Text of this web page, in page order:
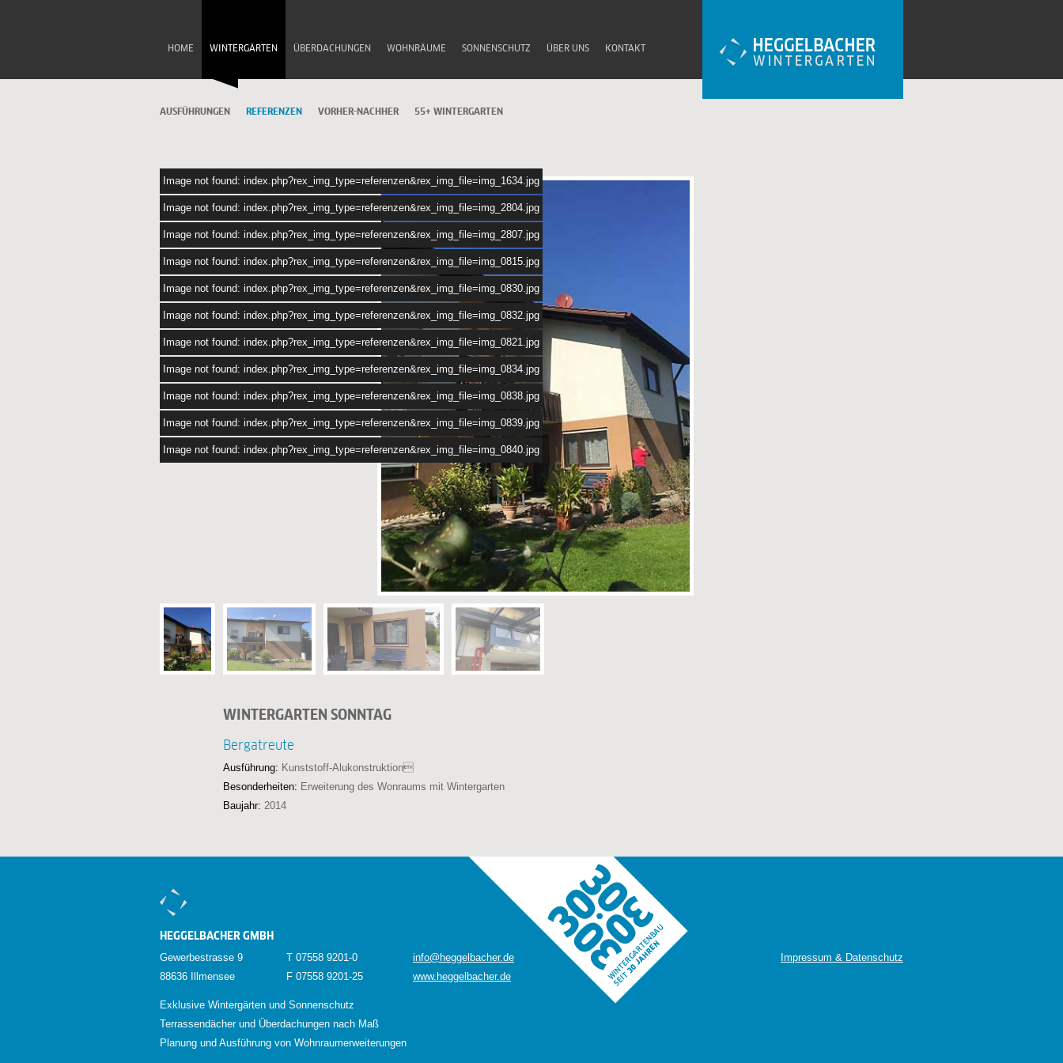
HOME WINTERGÄRTEN ÜBERDACHUNGEN WOHNRÄUME SONNENSCHUTZ ÜBER UNS KONTAKT
AUSFÜHRUNGEN REFERENZEN VORHER-NACHHER 55+ WINTERGARTEN
Image not found: index.php?rex_img_type=referenzen&rex_img_file=img_1634.jpg
Image not found: index.php?rex_img_type=referenzen&rex_img_file=img_2804.jpg
Image not found: index.php?rex_img_type=referenzen&rex_img_file=img_2807.jpg
Image not found: index.php?rex_img_type=referenzen&rex_img_file=img_0815.jpg
Image not found: index.php?rex_img_type=referenzen&rex_img_file=img_0830.jpg
Image not found: index.php?rex_img_type=referenzen&rex_img_file=img_0832.jpg
Image not found: index.php?rex_img_type=referenzen&rex_img_file=img_0821.jpg
Image not found: index.php?rex_img_type=referenzen&rex_img_file=img_0834.jpg
Image not found: index.php?rex_img_type=referenzen&rex_img_file=img_0838.jpg
Image not found: index.php?rex_img_type=referenzen&rex_img_file=img_0839.jpg
Image not found: index.php?rex_img_type=referenzen&rex_img_file=img_0840.jpg
WINTERGARTEN SONNTAG
Bergatreute
Ausführung: Kunststoff-Alukonstruktion
Besonderheiten: Erweiterung des Wonraums mit Wintergarten
Baujahr: 2014
HEGGELBACHER GMBH
Gewerbestrasse 9
88636 Illmensee
T 07558 9201-0
F 07558 9201-25
info@heggelbacher.de
www.heggelbacher.de
Impressum & Datenschutz
Exklusive Wintergärten und Sonnenschutz
Terrassendächer und Überdachungen nach Maß
Planung und Ausführung von Wohnraumerweiterungen